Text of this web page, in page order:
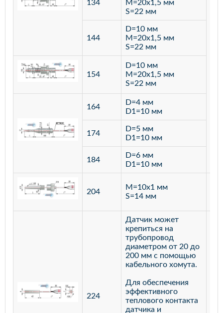
134
M=20х1,5 мм
S=22 мм
144
D=10 мм
M=20х1,5 мм
S=22 мм
154
D=10 мм
M=20х1,5 мм
S=22 мм
164
D=4 мм
D1=10 мм
174
D=5 мм
D1=10 мм
184
D=6 мм
D1=10 мм
204
M=10х1 мм
S=14 мм
224
Датчик может
крепиться на
трубопровод
диаметром от 20 до
200 мм с помощью
кабельного хомута.
Для обеспечения
эффективного
теплового контакта
датчика и